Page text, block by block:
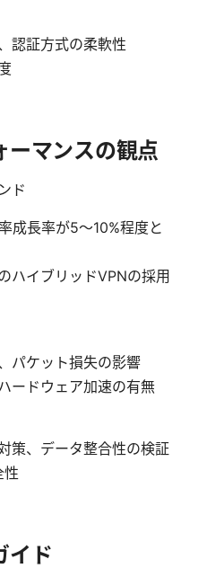
認証方式の柔軟性
ーマンスの観点
ド
成長率が5〜10%程度と
ハイブリッドVPNの採用
パケット損失の影響
ードウェア加速の有無
策、データ整合性の検証
性
イド